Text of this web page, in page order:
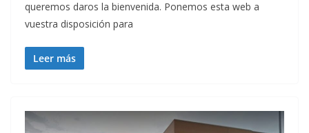
queremos daros la bienvenida. Ponemos esta web a
vuestra disposición para
Leer más